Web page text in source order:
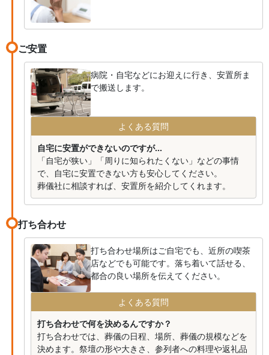
ご安置
病院・自宅などにお迎えに行き、安置所ま
で搬送します。
よくある質問
自宅に安置ができないのですが...
「自宅が狭い」「周りに知られたくない」などの事情
で、自宅に安置できない方も安心してください。
葬儀社に相談すれば、安置所を紹介してくれます。
打ち合わせ
打ち合わせ場所はご自宅でも、近所の喫茶
店などでも可能です。落ち着いて話せる、
都合の良い場所を伝えてください。
よくある質問
打ち合わせで何を決めるんですか？
打ち合わせでは、葬儀の日程、場所、葬儀の規模などを
決めます。祭壇の形や大きさ、参列者への料理や返礼品